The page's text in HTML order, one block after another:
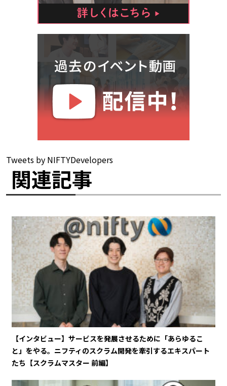
Tweets by NIFTYDevelopers
関連記事
【インタビュー】サービスを発展させるために「あらゆるこ
と」をやる。ニフティのスクラム開発を牽引するエキスパート
たち【スクラムマスター 前編】